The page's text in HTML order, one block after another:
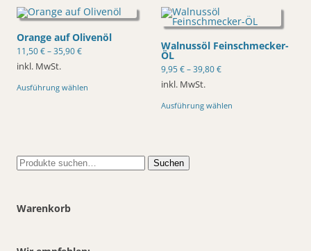
Die
Optionen
auf
Die
Optionen
auf
Orange auf Olivenöl
11,50€–35,90€
inkl. MwSt.
Ausführung wählen
können
auf
Walnussöl Feinschmecker-
ÖL
9,95€–39,80€
inkl. MwSt.
Ausführung wählen
Suche
nach: Suchen
Warenkorb